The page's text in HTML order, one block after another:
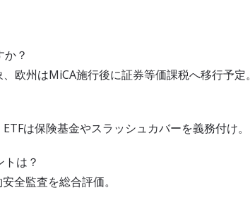
？
欧州はMiCA施行後に証券等価課税へ移行予定。
は保険基金やスラッシュカバーを義務付け。
は？
全監査を総合評価。